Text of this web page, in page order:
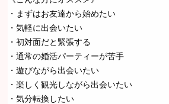
・まずはお友達から始めたい
・気軽に出会いたい
・初対面だと緊張する
・通常の婚活パーティーが苦手
・遊びながら出会いたい
・楽しく観光しながら出会いたい
・気分転換したい